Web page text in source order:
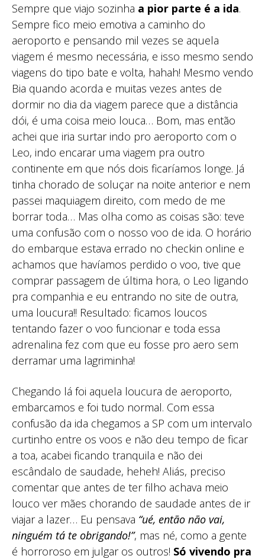
Sempre que viajo sozinha a pior parte é a ida.
Sempre fico meio emotiva a caminho do
aeroporto e pensando mil vezes se aquela
viagem é mesmo necessária, e isso mesmo sendo
viagens do tipo bate e volta, hahah! Mesmo vendo
Bia quando acorda e muitas vezes antes de
dormir no dia da viagem parece que a distância
dói, é uma coisa meio louca… Bom, mas então
achei que iria surtar indo pro aeroporto com o
Leo, indo encarar uma viagem pra outro
continente em que nós dois ficaríamos longe. Já
tinha chorado de soluçar na noite anterior e nem
passei maquiagem direito, com medo de me
borrar toda… Mas olha como as coisas são: teve
uma confusão com o nosso voo de ida. O horário
do embarque estava errado no checkin online e
achamos que havíamos perdido o voo, tive que
comprar passagem de última hora, o Leo ligando
pra companhia e eu entrando no site de outra,
uma loucura!! Resultado: ficamos loucos
tentando fazer o voo funcionar e toda essa
adrenalina fez com que eu fosse pro aero sem
derramar uma lagriminha!
Chegando lá foi aquela loucura de aeroporto,
embarcamos e foi tudo normal. Com essa
confusão da ida chegamos a SP com um intervalo
curtinho entre os voos e não deu tempo de ficar
a toa, acabei ficando tranquila e não dei
escândalo de saudade, heheh! Aliás, preciso
comentar que antes de ter filho achava meio
louco ver mães chorando de saudade antes de ir
viajar a lazer… Eu pensava “ué, então não vai,
ninguém tá te obrigando!”, mas né, como a gente
é horroroso em julgar os outros! Só vivendo pra